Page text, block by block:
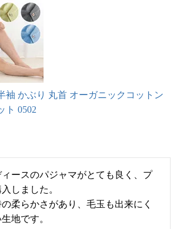
袖 かぶり 丸首 オーガニックコットン
ト 0502
ースのパジャマがとても良く、プ
しました。
柔らかさがあり、毛玉も出来にく
地です。